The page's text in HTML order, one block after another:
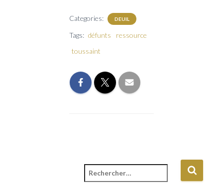
Categories: DEUIL
Tags: défunts
ressource
toussaint
e